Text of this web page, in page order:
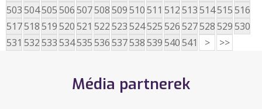
503504505506507508509510511 512513514515516
517518519520521 522523524525526527528529530
531 532533534535536537538539540541 > >>
Média partnerek